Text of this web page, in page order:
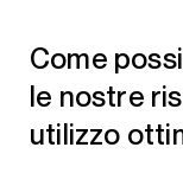
Come possiamo allocare al meglio
le nostre
utilizzo